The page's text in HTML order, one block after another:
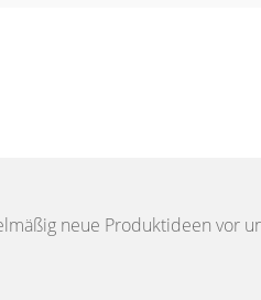
neue Produktideen vor